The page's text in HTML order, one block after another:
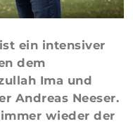
ein intensiver
dem
Ima und
Andreas Neeser.
wieder der